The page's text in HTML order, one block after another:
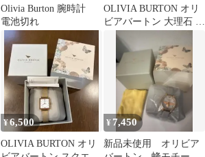
Olivia Burton 腕時計
電池切れ
OLIVIA BURTON オリ
ビアバートン 大理石 レ
ディース腕時計 稼働品
¥6,500
OLIVIA BURTON オリ
¥ 7,450
新品未使用 オリビア